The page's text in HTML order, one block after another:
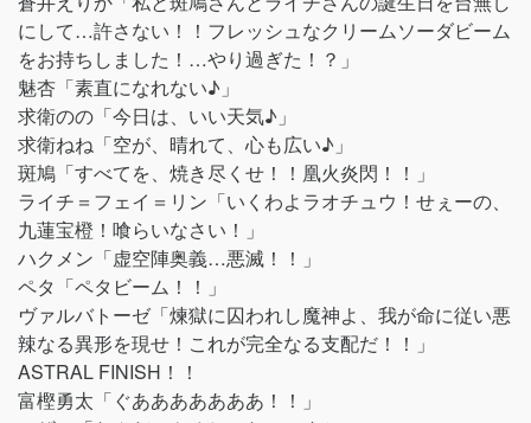
にして…許さない！！フレッシュなクリームソーダビーム
をお持ちしました！…やり過ぎた！？」
魅杏「素直になれない♪」
求衛のの「今日は、いい天気♪」
求衛ねね「空が、晴れて、心も広い♪」
斑鳩「すべてを、焼き尽くせ！！凰火炎閃！！」
ライチ＝フェイ＝リン「いくわよラオチュウ！せぇーの、
九蓮宝橙！喰らいなさい！」
ハクメン「虚空陣奥義…悪滅！！」
ペタ「ペタビーム！！」
ヴァルバトーゼ「煉獄に囚われし魔神よ、我が命に従い悪
辣なる異形を現せ！これが完全なる支配だ！！」
ASTRAL FINISH！！
富樫勇太「ぐあああああああ！！」